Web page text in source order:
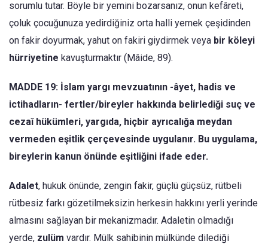
sorumlu tutar. Böyle bir yemini bozarsanız, onun kefâreti,
çoluk çocuğunuza yedirdiğiniz orta halli yemek çeşidinden
on fakir doyurmak, yahut on fakiri giydirmek veya bir köleyi
hürriyetine kavuşturmaktır (Mâide, 89).
MADDE 19: İslam yargı mevzuatının -âyet, hadis ve
ictihadların- fertler/bireyler hakkında belirlediği suç ve
cezaî hükümleri, yargıda, hiçbir ayrıcalığa meydan
vermeden eşitlik çerçevesinde uygulanır. Bu uygulama,
bireylerin kanun önünde eşitliğini ifade eder.
Adalet, hukuk önünde, zengin fakir, güçlü güçsüz, rütbeli
rütbesiz farkı gözetilmeksizin herkesin hakkını yerli yerinde
almasını sağlayan bir mekanizmadır. Adale­tin olmadığı
yerde, zulüm vardır. Mülk sahibinin mül­künde dilediği